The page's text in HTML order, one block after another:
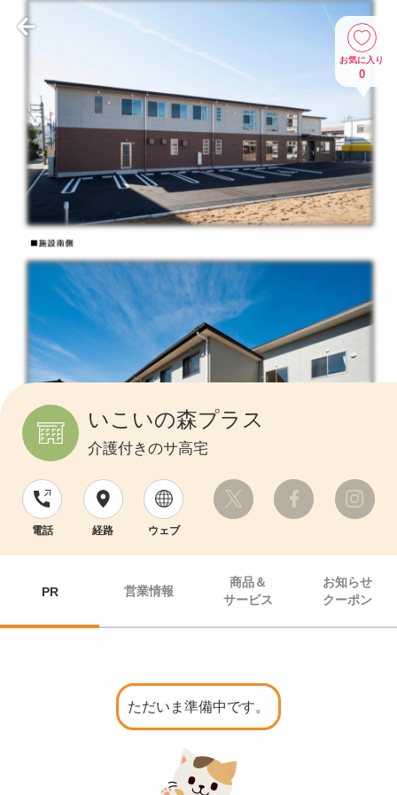
お気に入り
0
いこいの森プラス
介護付きのサ高宅
電話 経路 ウェブ
PR 営業情報
商品＆
サービス
お知らせ
クーポン
ただいま準備中です。